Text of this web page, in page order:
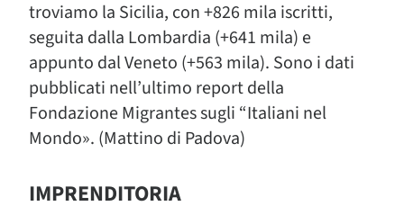
troviamo la Sicilia, con +826 mila iscritti,
seguita dalla Lombardia (+641 mila) e
appunto dal Veneto (+563 mila). Sono i dati
pubblicati nell’ultimo report della
Fondazione Migrantes sugli “Italiani nel
Mondo». (Mattino di Padova)
IMPRENDITORIA